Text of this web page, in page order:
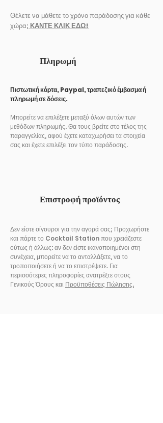
Θέλετε να μάθετε το χρόνο παράδοσης για κάθε
χώρα; ΚΑΝΤΕ ΚΛΙΚ ΕΔΩ!
Πληρωμή
Πιστωτική κάρτα, Paypal, τραπεζικό έμβασμα ή
πληρωμή σε δόσεις.
Μπορείτε να επιλέξετε μεταξύ όλων αυτών των
μεθόδων πληρωμής. Θα τους βρείτε στο τέλος της
παραγγελίας, αφού έχετε καταχωρήσει τα στοιχεία
σας και έχετε επιλέξει τον τύπο παράδοσης.
Επιστροφή προϊόντος
Δεν είστε σίγουροι για την αγορά σας; Προχωρήστε
και πάρτε το Cocktail Station που χρειάζεστε
ούτως ή άλλως: αν δεν είστε ικανοποιημένοι στη
συνέχεια, μπορείτε να το ανταλλάξετε, να το
τροποποιήσετε ή να το επιστρέψετε. Για
περισσότερες πληροφορίες ανατρέξτε στους
Γενικούς Όρους και Προϋποθέσεις Πώλησης.